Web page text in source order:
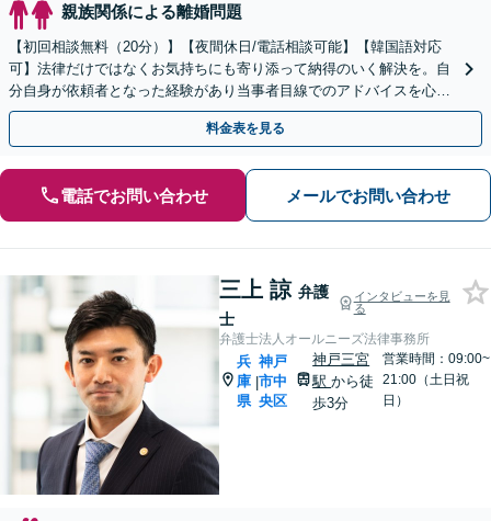
親族関係による離婚問題
【初回相談無料（20分）】【夜間休日/電話相談可能】【韓国語対応
可】法律だけではなくお気持ちにも寄り添って納得のいく解決を。自
分自身が依頼者となった経験があり当事者目線でのアドバイスを心が
けてます。
料金表を見る
電話でお問い合わせ メールでお問い合わせ
三上 諒 弁護
士
インタビューを見
る
弁護士法人オールニーズ法律事務所
兵
庫
県
|
神戸
市中
央区
神戸三宮
駅から徒
歩3分
営業時間：09:00~
21:00（土日祝
日）